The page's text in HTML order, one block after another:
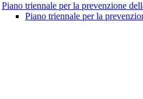
Piano triennale per la prevenzione
Piano triennale per la